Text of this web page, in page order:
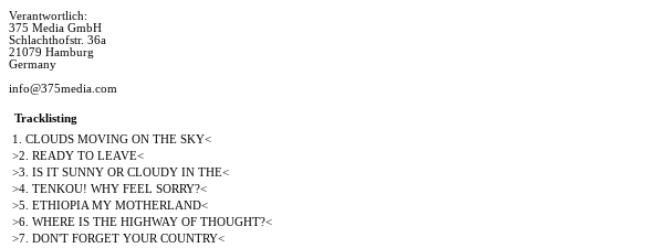
Verantwortlich:
375 Media GmbH
Schlachthofstr. 36a
21079 Hamburg
Germany
info@375media.com
Tracklisting
1. CLOUDS MOVING ON THE SKY<
>2. READY TO LEAVE<
>3. IS IT SUNNY OR CLOUDY IN THE<
>4. TENKOU! WHY FEEL SORRY?<
>5. ETHIOPIA MY MOTHERLAND<
>6. WHERE IS THE HIGHWAY OF THOUGHT?<
>7. DON'T FORGET YOUR COUNTRY<